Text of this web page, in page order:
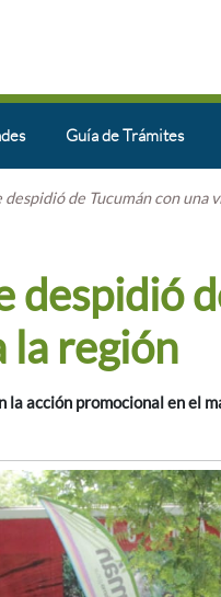
Guía de Trámites
de Tucumán con una
despidió
la región
acción promocional en el